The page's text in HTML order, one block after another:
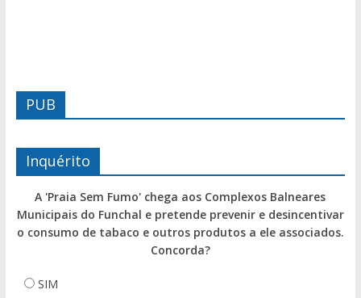
PUB
Inquérito
A 'Praia Sem Fumo' chega aos Complexos Balneares
Municipais do Funchal e pretende prevenir e desincentivar
o consumo de tabaco e outros produtos a ele associados.
Concorda?
SIM